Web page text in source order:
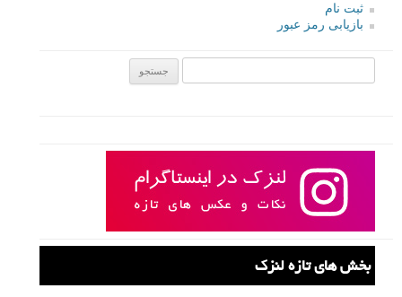
ثبت نام
بازیابی رمز عبور
بخش های تازه لنزک